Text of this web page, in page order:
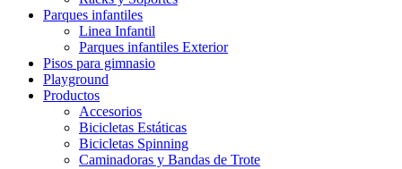
Parques infantiles
Linea Infantil
Parques infantiles Exterior
Pisos para gimnasio
Playground
Productos
Accesorios
Bicicletas Estáticas
Bicicletas Spinning
Caminadoras y Bandas de Trote